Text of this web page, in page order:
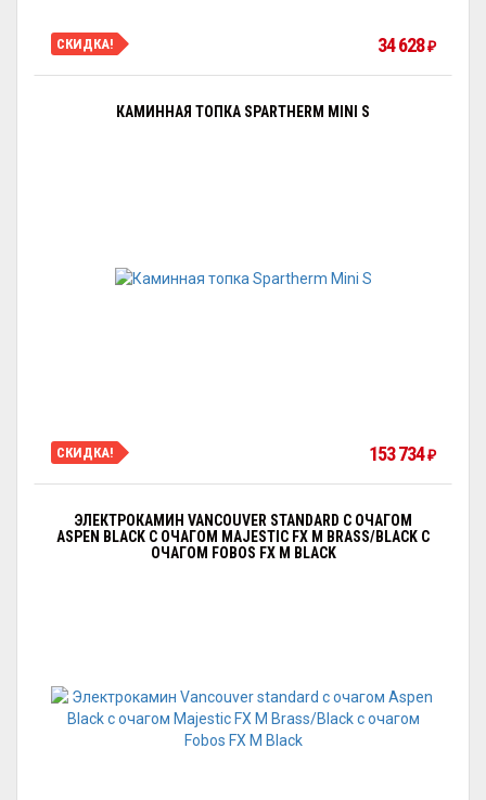
СКИДКА! 34 628₽
КАМИННАЯ ТОПКА SPARTHERM MINI S
СКИДКА! 153 734₽
ЭЛЕКТРОКАМИН VANCOUVER STANDARD С ОЧАГОМ
АSPEN BLACK С ОЧАГОМ MAJESTIC FX M BRASS/BLACK С
ОЧАГОМ FOBOS FX M BLACK